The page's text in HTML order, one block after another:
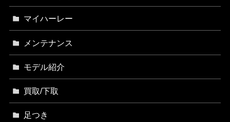
マイハーレー
メンテナンス
モデル紹介
買取/下取
足つき